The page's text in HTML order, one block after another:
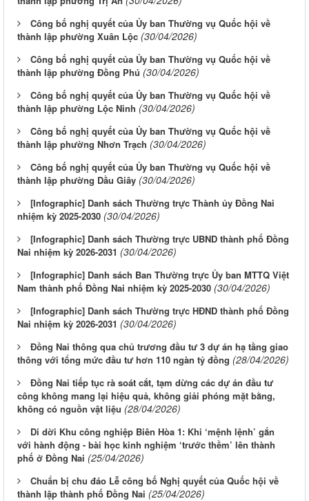
Công bố nghị quyết của Ủy ban Thường vụ Quốc hội về
thành lập phường Xuân Lộc (30/04/2026)
Công bố nghị quyết của Ủy ban Thường vụ Quốc hội về
thành lập phường Đồng Phú (30/04/2026)
Công bố nghị quyết của Ủy ban Thường vụ Quốc hội về
thành lập phường Lộc Ninh (30/04/2026)
Công bố nghị quyết của Ủy ban Thường vụ Quốc hội về
thành lập phường Nhơn Trạch (30/04/2026)
Công bố nghị quyết của Ủy ban Thường vụ Quốc hội về
thành lập phường Dầu Giây (30/04/2026)
[Infographic] Danh sách Thường trực Thành ủy Đồng Nai
nhiệm kỳ 2025-2030 (30/04/2026)
[Infographic] Danh sách Thường trực UBND thành phố Đồng
Nai nhiệm kỳ 2026-2031 (30/04/2026)
[Infographic] Danh sách Ban Thường trực Ủy ban MTTQ Việt
Nam thành phố Đồng Nai nhiệm kỳ 2025-2030 (30/04/2026)
[Infographic] Danh sách Thường trực HĐND thành phố Đồng
Nai nhiệm kỳ 2026-2031 (30/04/2026)
Đồng Nai thông qua chủ trương đầu tư 3 dự án hạ tầng giao
thông với tổng mức đầu tư hơn 110 ngàn tỷ đồng (28/04/2026)
Đồng Nai tiếp tục rà soát cắt, tạm dừng các dự án đầu tư
công không mang lại hiệu quả, không giải phóng mặt bằng,
không có nguồn vật liệu (28/04/2026)
Di dời Khu công nghiệp Biên Hòa 1: Khi ‘mệnh lệnh’ gắn
với hành động - bài học kinh nghiệm ‘trước thềm’ lên thành
phố ở Đồng Nai (25/04/2026)
Chuẩn bị chu đáo Lễ công bố Nghị quyết của Quốc hội về
thành lập thành phố Đồng Nai (25/04/2026)